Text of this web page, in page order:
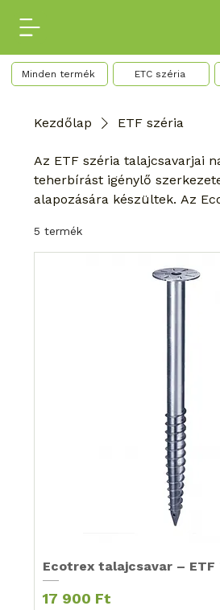
Minden termék ETC széria
Kezdőlap ETF széria
Az ETF széria talajcsavarjai
teherbírást igénylő
alapozására készültek. Az
megoldást kínál kültéri
fontos a tartós rögzítés és a
5 termék
Ecotrex talajcsavar – ETF
Ár
17 900 Ft